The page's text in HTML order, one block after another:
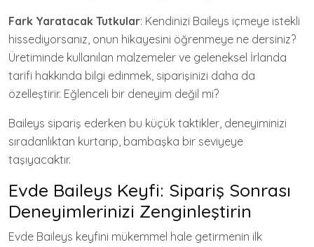
Fark Yaratacak Tutkular: Kendinizi Baileys içmeye istekli
hissediyorsanız, onun hikayesini öğrenmeye ne dersiniz?
Üretiminde kullanılan malzemeler ve geleneksel İrlanda
tarifi hakkında bilgi edinmek, siparişinizi daha da
özelleştirir. Eğlenceli bir deneyim değil mi?
Baileys sipariş ederken bu küçük taktikler, deneyiminizi
sıradanlıktan kurtarıp, bambaşka bir seviyeye
taşıyacaktır.
Evde Baileys Keyfi: Sipariş Sonrası
Deneyimlerinizi Zenginleştirin
Evde Baileys keyfini mükemmel hale getirmenin ilk